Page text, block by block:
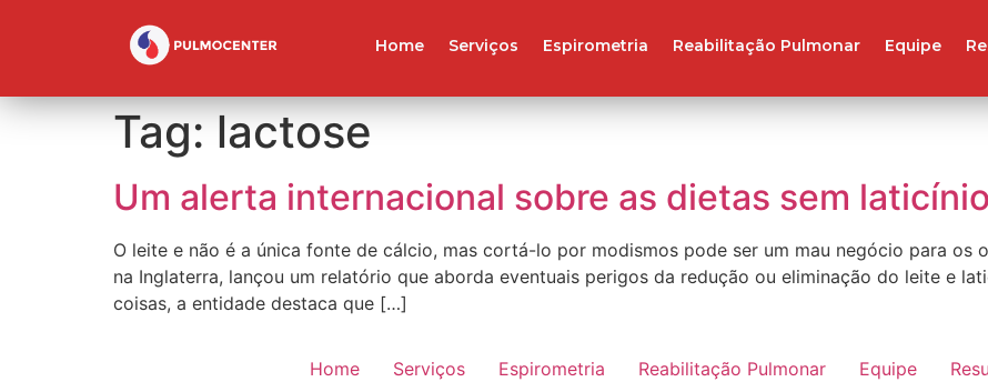
Home Serviços Espirometria Reabilitação Pulmonar Equipe
Tag:lactose
Um alerta internacional sobre as dietas sem
O leite e não é a única fonte de cálcio, mas cortá-lo por modismos pode ser um mau negócio para os
na Inglaterra, lançou um relatório que aborda eventuais perigos da redução ou eliminação do leite e
coisas, a entidade destaca que […]
Home Serviços Espirometria Reabilitação Pulmonar Equipe